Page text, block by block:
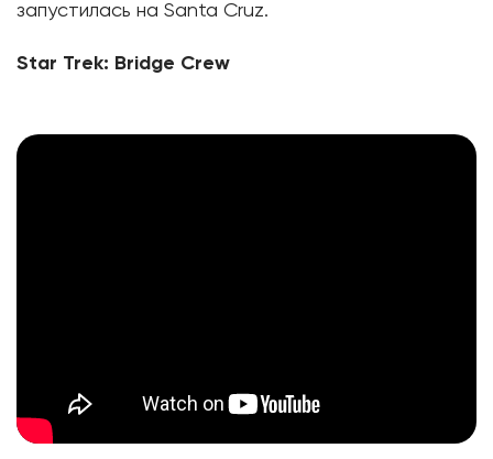
запустилась на Santa Cruz.
Star Trek: Bridge Crew